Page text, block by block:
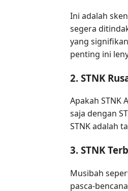
Ini adalah
segera
yang
penting ini
2. STNK
Apakah STNK
saja dengan
STNK adalah
3. STNK
Musibah
pasca-